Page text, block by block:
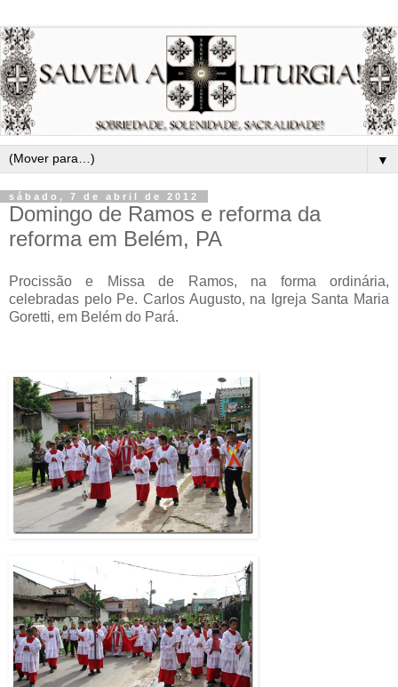
▼
sábado, 7 de abril de 2012
Domingo de Ramos e reforma da
reforma em Belém, PA
Procissão e Missa de Ramos, na forma ordinária,
celebradas pelo Pe. Carlos Augusto, na Igreja Santa Maria
Goretti, em Belém do Pará.